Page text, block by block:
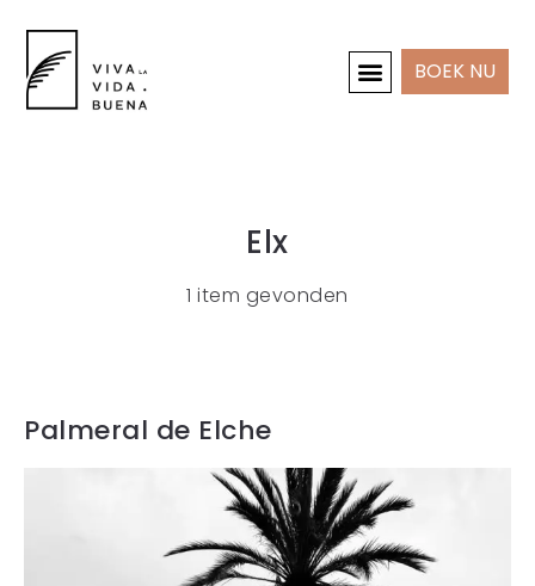
BOEK NU
Elx
1 item gevonden
Palmeral de Elche